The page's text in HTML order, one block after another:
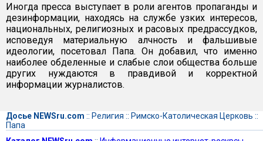
Иногда пресса выступает в роли агентов пропаганды и
дезинформации, находясь на службе узких интересов,
национальных, религиозных и расовых предрассудков,
исповедуя материальную алчность и фальшивые
идеологии, посетовал Папа. Он добавил, что именно
наиболее обделенные и слабые слои общества больше
других нуждаются в правдивой и корректной
информации журналистов.
Досье NEWSru.com :: Религия :: Римско-Католическая Церковь ::
Папа